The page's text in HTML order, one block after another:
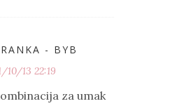
- BYB
10/13 22:19
za umak